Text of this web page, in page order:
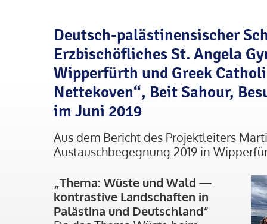
Deutsch-palästinensischer
Erzbischöfliches St. Angela
Wipperfürth und Greek
Nettekoven“, Beit Sahour,
im Juni 2019
Aus dem Bericht des Projektleiters
Austauschbegegnung 2019 in
„Thema: Wüste und Wald —
kontrastive Landschaften in
Palästina und Deutschland“